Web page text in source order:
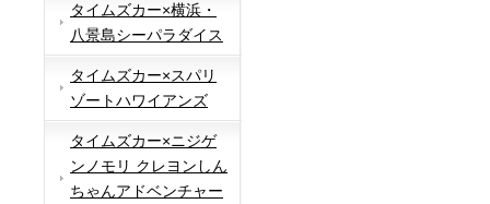
タイムズカー×横浜・
八景島シーパラダイス
タイムズカー×スパリ
ゾートハワイアンズ
タイムズカー×ニジゲ
ンノモリ クレヨンしん
ちゃんアドベンチャー